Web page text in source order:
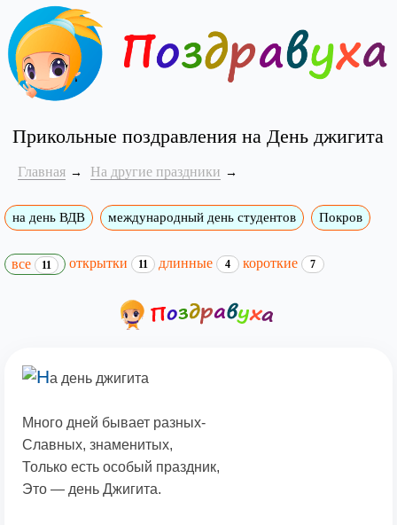
Прикольные поздравления на День джигита
Главная На другие праздники
на день ВДВ международный день студентов Покров
все 11 открытки 11 длинные 4 короткие 7
Много дней бывает разных-
Славных, знаменитых,
Только есть особый праздник,
Это — день Джигита.